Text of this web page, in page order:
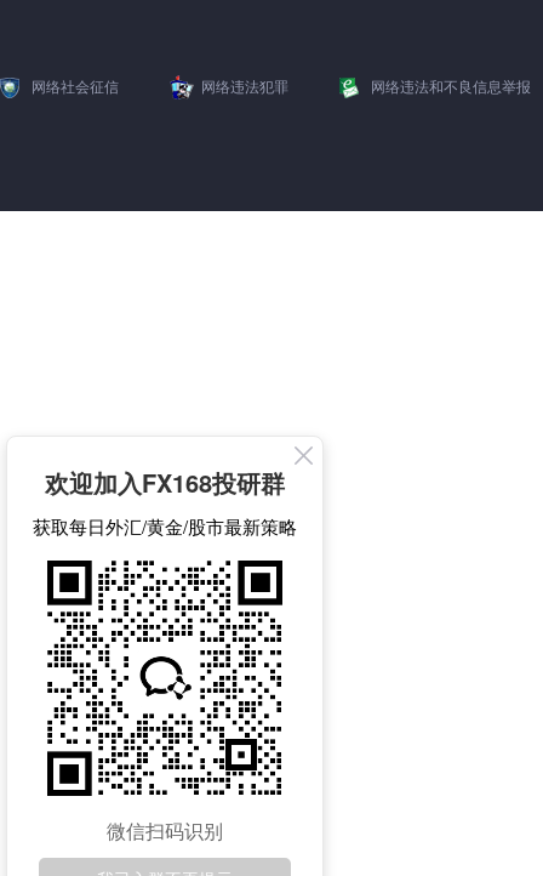
网络社会征信 网络违法犯罪 网络违法和不良信息举报
欢迎加入FX168投研群
获取每日外汇/黄金/股市最新策略
微信扫码识别